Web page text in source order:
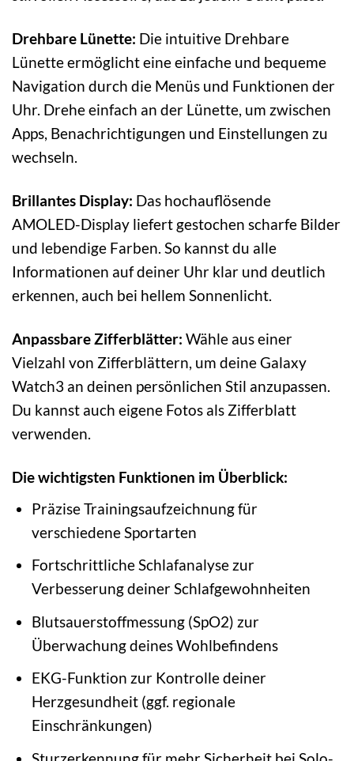
Drehbare Lünette: Die intuitive Drehbare
Lünette ermöglicht eine einfache und bequeme
Navigation durch die Menüs und Funktionen der
Uhr. Drehe einfach an der Lünette, um zwischen
Apps, Benachrichtigungen und Einstellungen zu
wechseln.
Brillantes Display: Das hochauflösende
AMOLED-Display liefert gestochen scharfe Bilder
und lebendige Farben. So kannst du alle
Informationen auf deiner Uhr klar und deutlich
erkennen, auch bei hellem Sonnenlicht.
Anpassbare Zifferblätter: Wähle aus einer
Vielzahl von Zifferblättern, um deine Galaxy
Watch3 an deinen persönlichen Stil anzupassen.
Du kannst auch eigene Fotos als Zifferblatt
verwenden.
Die wichtigsten Funktionen im Überblick:
Präzise Trainingsaufzeichnung für
verschiedene Sportarten
Fortschrittliche Schlafanalyse zur
Verbesserung deiner Schlafgewohnheiten
Blutsauerstoffmessung (SpO2) zur
Überwachung deines Wohlbefindens
EKG-Funktion zur Kontrolle deiner
Herzgesundheit (ggf. regionale
Einschränkungen)